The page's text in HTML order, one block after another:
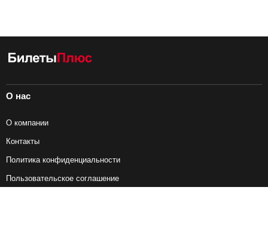
О нас
О компании
Контакты
Политика конфиденциальности
Пользовательское соглашение